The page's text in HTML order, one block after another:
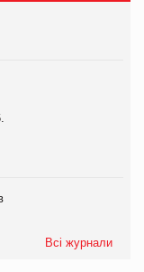
Всі журнали